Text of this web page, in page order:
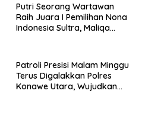
Putri Seorang Wartawan
‎Raih Juara I Pemilihan Nona
Indonesia Sultra, Maliqa
Pada Pemilihan NONA
Indonesia
Patroli Presisi Malam Minggu
Terus Digalakkan Polres
Konawe Utara, Wujudkan